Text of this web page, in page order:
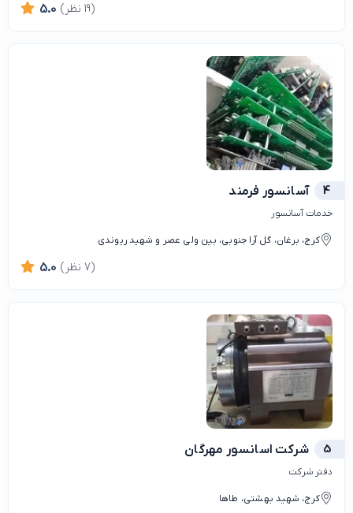
5.0 (19 نظر)
4 آسانسور فرمند
خدمات آسانسور
کرج، برغان، گل آرا جنوبی، بین ولی عصر و شهید ریوندی
5.0 (7 نظر)
5 شرکت اسانسور مهرگان
دفتر شرکت
کرج، شهید بهشتی، طاها